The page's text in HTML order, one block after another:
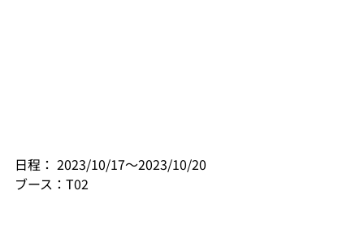
日程： 2023/10/17～2023/10/20
ブース： T02